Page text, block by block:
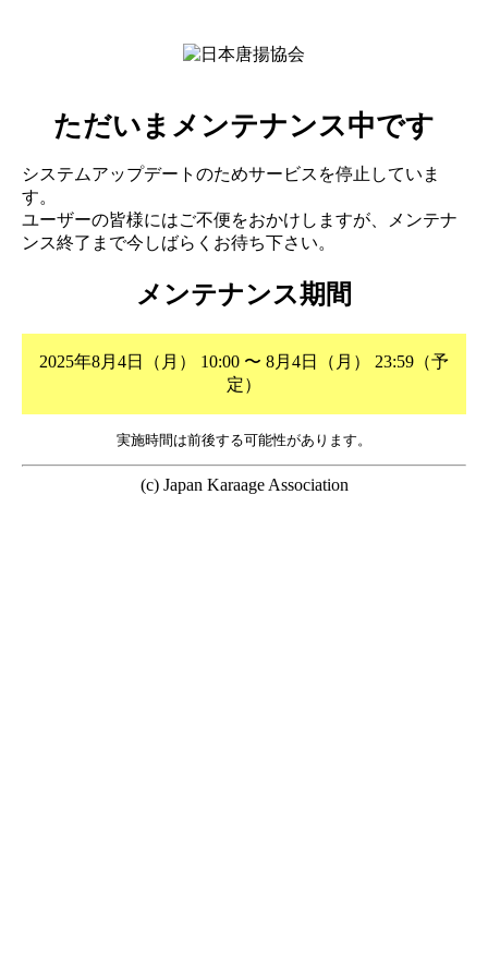
ただいまメンテナンス中です
システムアップデートのためサービスを停止していま
す。
ユーザーの皆様にはご不便をおかけしますが、メンテナ
ンス終了まで今しばらくお待ち下さい。
メンテナンス期間
2025年8月4日（月） 10:00 〜 8月4日（月） 23:59（予
定）
実施時間は前後する可能性があります。
(c) Japan Karaage Association